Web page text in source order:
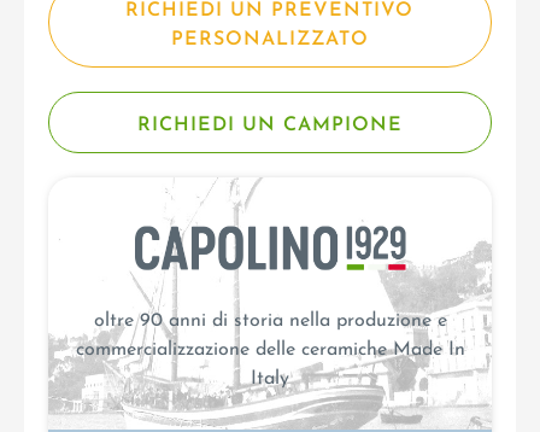
RICHIEDI UN PREVENTIVO
PERSONALIZZATO
RICHIEDI UN CAMPIONE
oltre 90 anni di storia nella produzione e
commercializzazione delle ceramiche Made In
Italy